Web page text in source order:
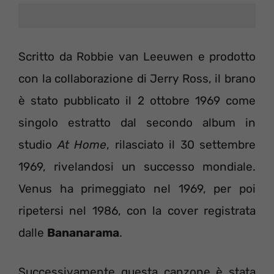
Scritto da Robbie van Leeuwen e prodotto
con la collaborazione di Jerry Ross, il brano
è stato pubblicato il 2 ottobre 1969 come
singolo estratto dal secondo album in
studio At Home, rilasciato il 30 settembre
1969, rivelandosi un successo mondiale.
Venus ha primeggiato nel 1969, per poi
ripetersi nel 1986, con la cover registrata
dalle Bananarama.